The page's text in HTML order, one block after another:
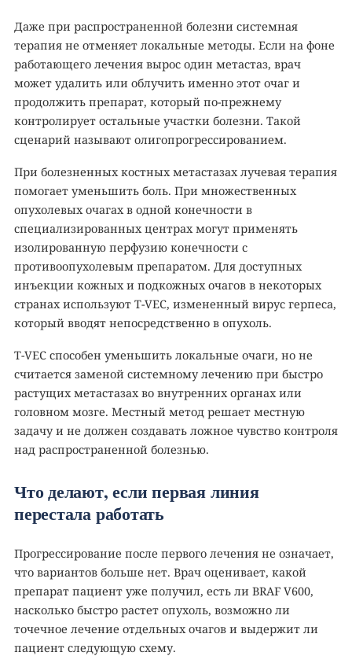
Даже при распространенной болезни системная
терапия не отменяет локальные методы. Если на фоне
работающего лечения вырос один метастаз, врач
может удалить или облучить именно этот очаг и
продолжить препарат, который по-прежнему
контролирует остальные участки болезни. Такой
сценарий называют олигопрогрессированием.
При болезненных костных метастазах лучевая терапия
помогает уменьшить боль. При множественных
опухолевых очагах в одной конечности в
специализированных центрах могут применять
изолированную перфузию конечности с
противоопухолевым препаратом. Для доступных
инъекции кожных и подкожных очагов в некоторых
странах используют T-VEC, измененный вирус герпеса,
который вводят непосредственно в опухоль.
T-VEC способен уменьшить локальные очаги, но не
считается заменой системному лечению при быстро
растущих метастазах во внутренних органах или
головном мозге. Местный метод решает местную
задачу и не должен создавать ложное чувство контроля
над распространенной болезнью.
Что делают, если первая линия
перестала работать
Прогрессирование после первого лечения не означает,
что вариантов больше нет. Врач оценивает, какой
препарат пациент уже получил, есть ли BRAF V600,
насколько быстро растет опухоль, возможно ли
точечное лечение отдельных очагов и выдержит ли
пациент следующую схему.